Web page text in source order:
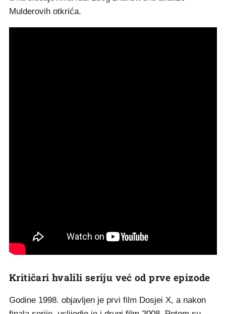
Mulderovih otkrića.
Kritičari hvalili seriju već od prve epizode
Godine 1998. objavljen je prvi film Dosjei X, a nakon